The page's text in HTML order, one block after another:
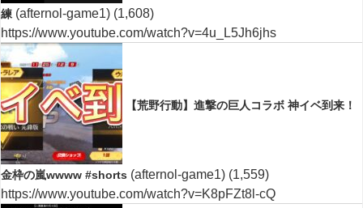
練 (afternol-game1) (1,608)
https://www.youtube.com/watch?v=4u_L5Jh6jhs
【荒野行動】進撃の巨人コラボ 神イベ到来！
金枠の嵐wwww #shorts (afternol-game1) (1,559)
https://www.youtube.com/watch?v=K8pFZt8l-cQ